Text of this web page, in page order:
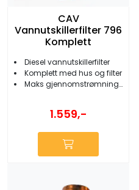
CAV
Vannutskillerfilter 796
Komplett
Diesel vannutskillerfilter
Komplett med hus og filter
Maks gjennomstrømning 90 l/t
1.559,-